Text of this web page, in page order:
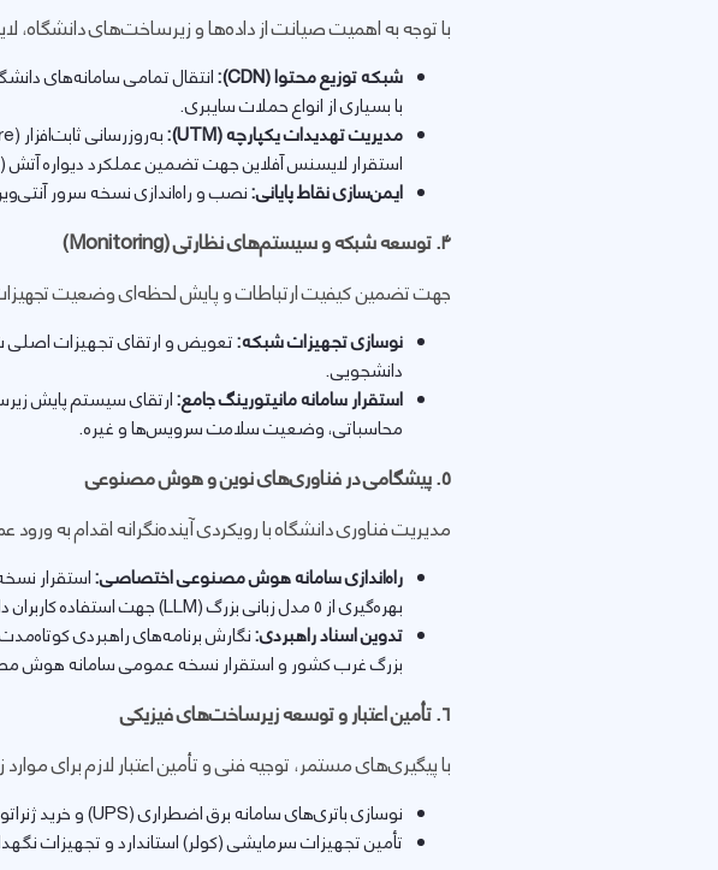
با توجه به اهمیت صیانت از داده‌ها و زیرساخت‌های دانشگاه،
شبکه توزیع محتوا (CDN
):انتقال تمامی سامانه‌های
با بسیاری از انواع حملات سایبری.
مدیریت تهدیدات یکپارچه (UTM
):
استقرار لایسنس آفلاین جهت تضمین عملکرد دیواره آتش (Firewall).
ایمن‌سازی نقاط پایانی:نصب و راه‌اندازی نسخه سرور
۴. توسعه شبکه و سیستم‌های نظارتی (Monitoring
)
جهت تضمین کیفیت ارتباطات و پایش لحظه‌ای وضعیت
نوسازی تجهیزات شبکه:
دانشجویی.
استقرار سامانه مانیتورینگ جامع:ارتقای سیستم پایش
محاسباتی، وضعیت سلامت سرویس‌ها و غیره.
۵. پیشگامی در فناوری‌های نوین و هوش مصنوعی
مدیریت فناوری دانشگاه با رویکردی آینده‌نگرانه اقدام به
راه‌اندازی سامانه هوش مصنوعی اختصاصی:استقرار
بهره‌گیری از ۵ مدل زبانی بزرگ (LLM) جهت استفاده کاربران دانشگاهی.
تدوین اسناد راهبردی:نگارش برنامه‌های راهبردی
بزرگ غرب کشور و استقرار نسخه عمومی سامانه هوش
۶. تأمین اعتبار و توسعه زیرساخت‌های فیزیکی
با پیگیری‌های مستمر، توجیه فنی و تأمین اعتبار لازم برای
نوسازی باتری‌های سامانه برق اضطراری (UPS) و خرید ژنراتور اختصاصی جهت تضمین برق پایدار اتاق سرور.
تأمین تجهیزات سرمایشی (کولر) استاندارد و تجهیزات